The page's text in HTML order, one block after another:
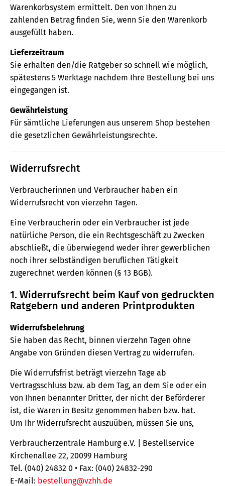
Warenkorbsystem ermittelt. Den von Ihnen zu
zahlenden Betrag finden Sie, wenn Sie den Warenkorb
ausgefüllt haben.
Lieferzeitraum
Sie erhalten den/die Ratgeber so schnell wie möglich,
spätestens 5 Werktage nachdem Ihre Bestellung bei uns
eingegangen ist.
Gewährleistung
Für sämtliche Lieferungen aus unserem Shop bestehen
die gesetzlichen Gewährleistungsrechte.
Widerrufsrecht
Verbraucherinnen und Verbraucher haben ein
Widerrufsrecht von vierzehn Tagen.
Eine Verbraucherin oder ein Verbraucher ist jede
natürliche Person, die ein Rechtsgeschäft zu Zwecken
abschließt, die überwiegend weder ihrer gewerblichen
noch ihrer selbständigen beruflichen Tätigkeit
zugerechnet werden können (§ 13 BGB).
1. Widerrufsrecht beim Kauf von gedruckten
Ratgebern und anderen Printprodukten
Widerrufsbelehrung
Sie haben das Recht, binnen vierzehn Tagen ohne
Angabe von Gründen diesen Vertrag zu widerrufen.
Die Widerrufsfrist beträgt vierzehn Tage ab
Vertragsschluss bzw. ab dem Tag, an dem Sie oder ein
von Ihnen benannter Dritter, der nicht der Beförderer
ist, die Waren in Besitz genommen haben bzw. hat.
Um Ihr Widerrufsrecht auszuüben, müssen Sie uns,
Verbraucherzentrale Hamburg e.V. | Bestellservice
Kirchenallee 22, 20099 Hamburg
Tel. (040) 24832 0 • Fax: (040) 24832-290
E-Mail: bestellung@vzhh.de